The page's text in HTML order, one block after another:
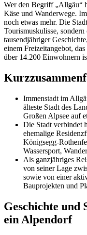
Wer den Begriff „Allgäu“
Käse und Wanderwege.
noch etwas mehr. Die
Tourismuskulisse,
tausendjähriger
einem Freizeitangebot,
über 14.200 Einwohnern
Immenstadt im
älteste Stadt des
Großen Alpsee auf
Die Stadt verbindet
ehemalige
Königsegg-
Wassersport,
Als ganzjähriges
von seiner Lage
sowie von einer
Bauprojekten und
Geschichte
ein Alpendorf